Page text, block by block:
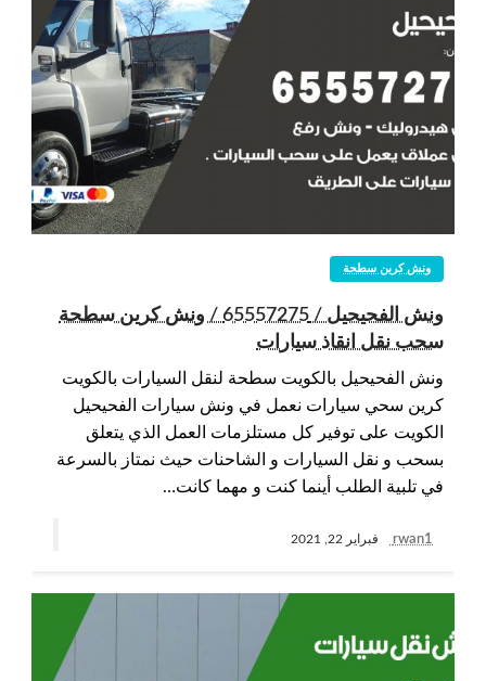
ونش كرين سطحة
ونش الفحيحيل / 65557275 / ونش كرين سطحة
سحب نقل انقاذ سيارات
ونش الفحيحيل بالكويت سطحة لنقل السيارات بالكويت
كرين سحي سيارات نعمل في ونش سيارات الفحيحيل
الكويت على توفير كل مستلزمات العمل الذي يتعلق
بسحب و نقل السيارات و الشاحنات حيث نمتاز بالسرعة
في تلبية الطلب أينما كنت و مهما كانت…
rwan1 فبراير 22, 2021